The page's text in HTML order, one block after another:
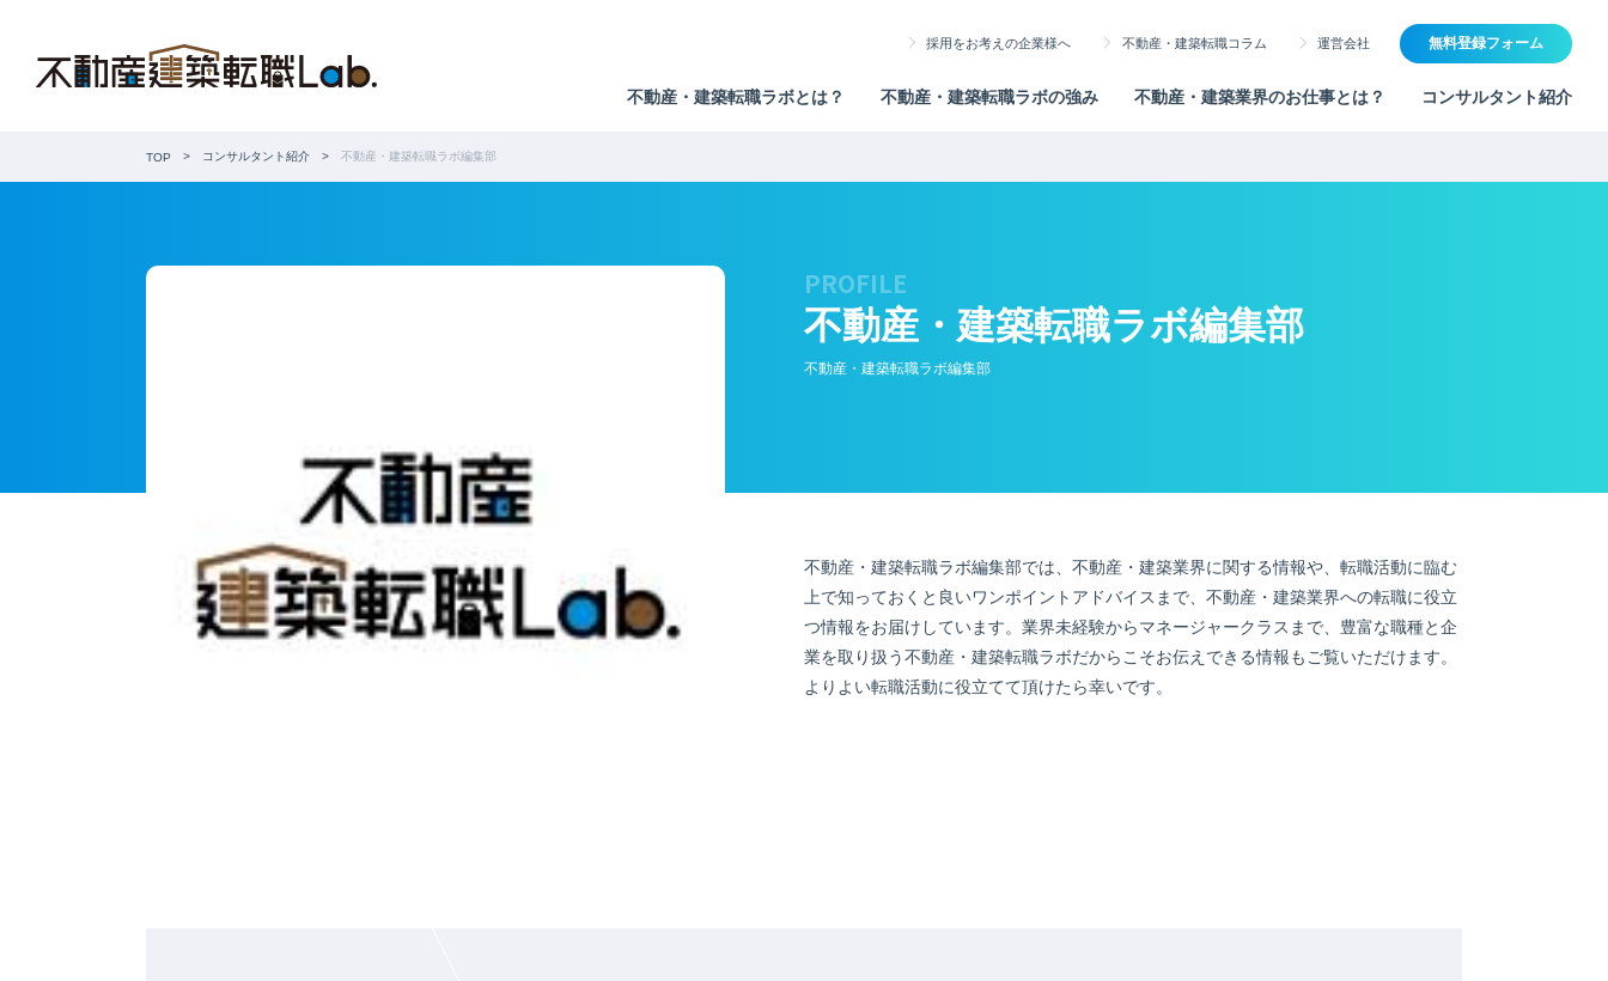
不動産・建築転職ラボとは？ 不動産・建築転職ラボの強み 不動産・建築業界のお仕事とは？ コンサルタント紹介
採用をお考えの企業様へ 不動産・建築転職コラム 運営会社 無料登録フォーム
TOP コンサルタント紹介 不動産・建築転職ラボ編集部
PROFILE
不動産・建築転職ラボ編集部
不動産・建築転職ラボ編集部
不動産・建築転職ラボ編集部では、不動産・建築業界に関する情報や、転職活動に臨む
上で知っておくと良いワンポイントアドバイスまで、不動産・建築業界への転職に役立
つ情報をお届けしています。業界未経験からマネージャークラスまで、豊富な職種と企
業を取り扱う不動産・建築転職ラボだからこそお伝えできる情報もご覧いただけます。
よりよい転職活動に役立てて頂けたら幸いです。